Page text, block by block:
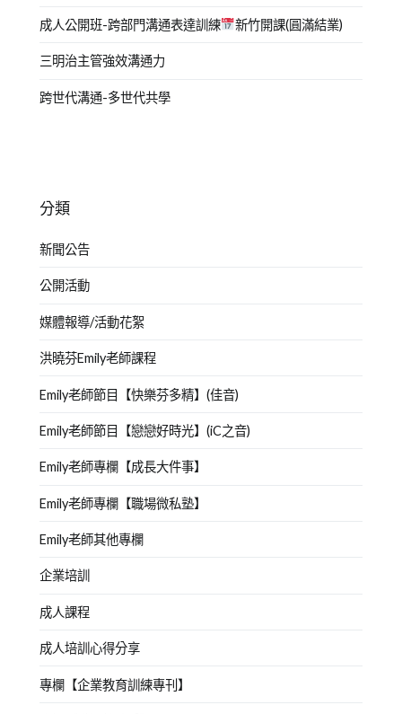
成人公開班-跨部門溝通表達訓練 新竹開課(圓滿結業)
三明治主管強效溝通力
跨世代溝通-多世代共學
分類
新聞公告
公開活動
媒體報導/活動花絮
洪曉芬Emily老師課程
Emily老師節目【快樂芬多精】(佳音)
Emily老師節目【戀戀好時光】(iC之音)
Emily老師專欄【成長大件事】
Emily老師專欄【職場微私塾】
Emily老師其他專欄
企業培訓
成人課程
成人培訓心得分享
專欄【企業教育訓練專刊】